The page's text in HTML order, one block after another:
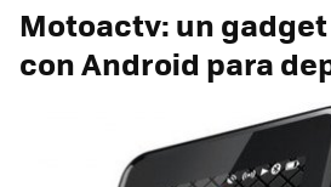
Motoactv: un
con Android para